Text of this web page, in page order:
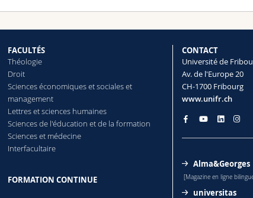
FACULTÉS
Théologie
Droit
Sciences économiques et sociales et
management
Lettreset sciences humaines
Sciences de l'éducation et de la formation
Sciences et médecine
Interfacultaire
FORMATION CONTINUE
CONTACT
Université de
Av. de l'Europe 20
CH-1700 Fribourg
www.unifr.ch
Alma&Georges
[Magazine en ligne
universitas